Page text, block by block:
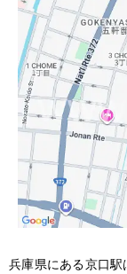
兵庫県にある京口駅